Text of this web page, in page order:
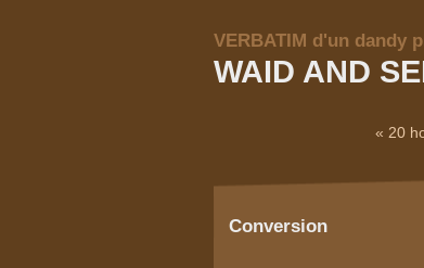
WAID AND
VERBATIM d'un dandy
« 20
Conversion